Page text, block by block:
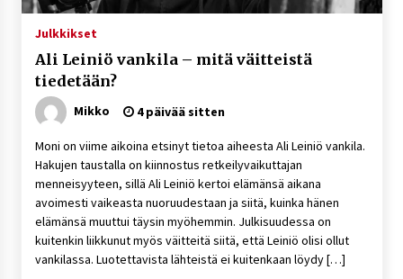
Julkkikset
Ali Leiniö vankila – mitä väitteistä
tiedetään?
Mikko 4 päivää sitten
Moni on viime aikoina etsinyt tietoa aiheesta Ali Leiniö vankila.
Hakujen taustalla on kiinnostus retkeilyvaikuttajan
menneisyyteen, sillä Ali Leiniö kertoi elämänsä aikana
avoimesti vaikeasta nuoruudestaan ja siitä, kuinka hänen
elämänsä muuttui täysin myöhemmin. Julkisuudessa on
kuitenkin liikkunut myös väitteitä siitä, että Leiniö olisi ollut
vankilassa. Luotettavista lähteistä ei kuitenkaan löydy […]